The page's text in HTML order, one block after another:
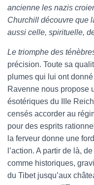
ancienne les nazis
Churchill découvre que
aussi celle, spirituelle,
Le triomphe des
précision. Toute sa
plumes qui lui ont
Ravenne nous propose
ésotériques du IIIe
censés accorder au
pour des esprits
la ferveur donne une
l’action. A partir de là,
comme historiques,
du Tibet jusqu’aux